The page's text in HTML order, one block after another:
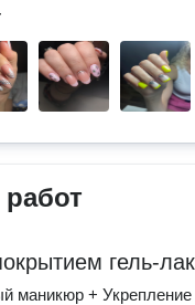
гель-лак
маникюр +